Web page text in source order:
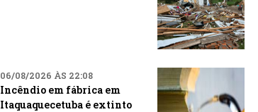
06/08/2026 ÀS 22:08
Incêndio em fábrica em
Itaquaquecetuba é extinto